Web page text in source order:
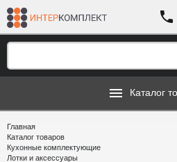
Каталог
Главная
Каталог товаров
Кухонные комплектующие
Лотки и аксессуары